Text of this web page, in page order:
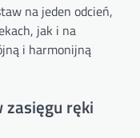
na jeden odcień,
jak i na
i harmonijną
zasięgu ręki